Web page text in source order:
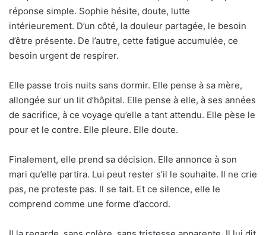
réponse simple. Sophie hésite, doute, lutte
intérieurement. D’un côté, la douleur partagée, le besoin
d’être présente. De l’autre, cette fatigue accumulée, ce
besoin urgent de respirer.
Elle passe trois nuits sans dormir. Elle pense à sa mère,
allongée sur un lit d’hôpital. Elle pense à elle, à ses années
de sacrifice, à ce voyage qu’elle a tant attendu. Elle pèse le
pour et le contre. Elle pleure. Elle doute.
Finalement, elle prend sa décision. Elle annonce à son
mari qu’elle partira. Lui peut rester s’il le souhaite. Il ne crie
pas, ne proteste pas. Il se tait. Et ce silence, elle le
comprend comme une forme d’accord.